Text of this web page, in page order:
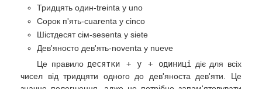
Тридцять один-treinta y uno
Сорок п'ять-cuarenta y cinco
Шістдесят сім-sesenta y siete
Дев'яносто дев'ять-noventa y nueve
Це правило десятки + y + одиниці
діє для всіх
чисел від тридцяти одного до дев'яноста дев'яти. Це